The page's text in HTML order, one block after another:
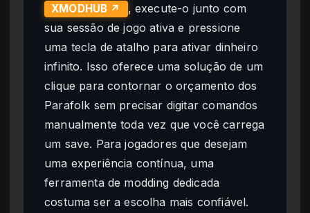
XMODHUB ↗
, execute-o junto com
sua sessão de jogo ativa e pressione
uma tecla de atalho para ativar dinheiro
infinito. Isso oferece uma solução de um
clique para contornar o orçamento dos
Parafolk sem precisar digitar comandos
manualmente toda vez que você carrega
um save. Para jogadores que desejam
uma experiência contínua, uma
ferramenta de modding dedicada
costuma ser a escolha mais confiável.